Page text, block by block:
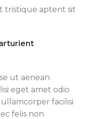
tristique aptent sit
ut aenean
eget amet odio
facilisi
felis non